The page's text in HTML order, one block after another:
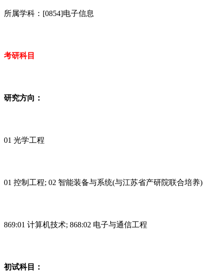
所属学科：[0854]电子信息
考研科目
研究方向：
01 光学工程
01 控制工程; 02 智能装备与系统(与江苏省产研院联合培养)
869:01 计算机技术; 868:02 电子与通信工程
初试科目：